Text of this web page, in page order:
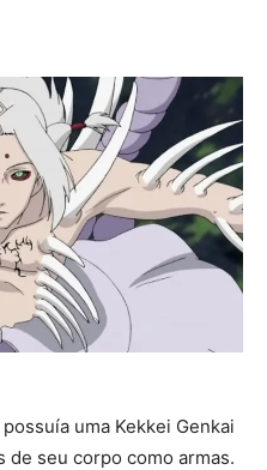
uma Kekkei Genkai
de seu corpo como armas.